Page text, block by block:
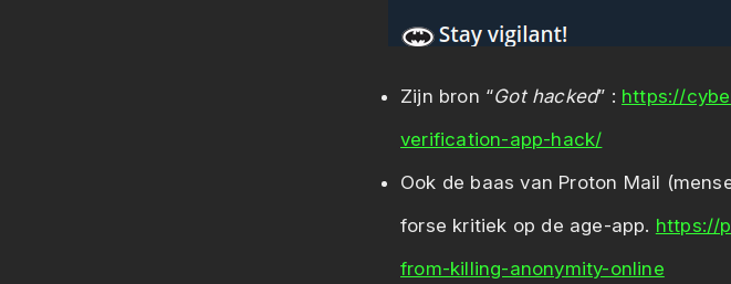
Zijn bron “Got hacked” : https://
verification-app-hack/
Ook de baas van Proton Mail
forse kritiek op de age-app. https://
from-killing-anonymity-online